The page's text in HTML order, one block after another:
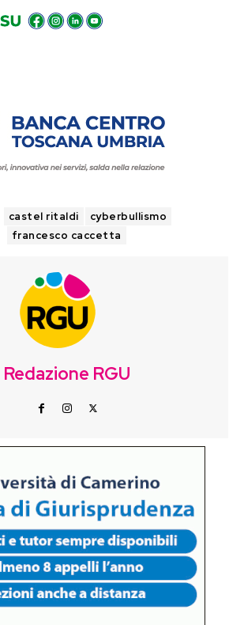
castel ritaldi
cyberbullismo
francesco caccetta
Redazione RGU